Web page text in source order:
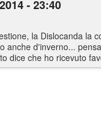
- 23:40
la Dislocanda la
anche d'inverno...
dice che ho ricevuto